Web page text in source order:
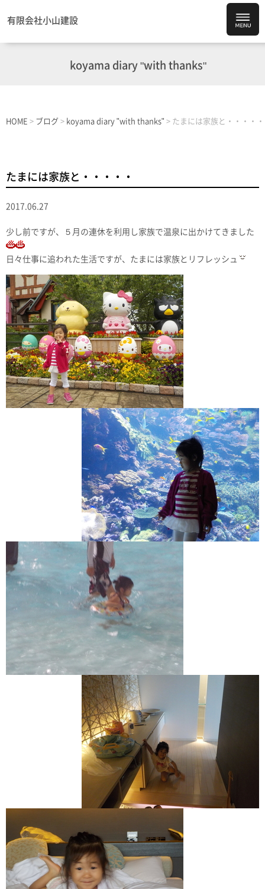
有限会社小山建設
koyama diary "with thanks"
HOME > ブログ > koyama diary "with thanks" > たまには家族と・・・・・
たまには家族と・・・・・
2017.06.27
少し前ですが、５月の連休を利用し家族で温泉に出かけてきました
日々仕事に追われた生活ですが、たまには家族とリフレッシュ